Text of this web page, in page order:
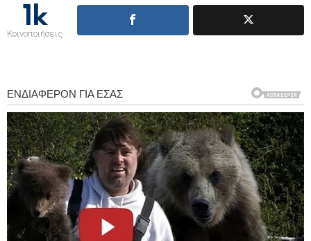
1k
Κοινοποιήσεις